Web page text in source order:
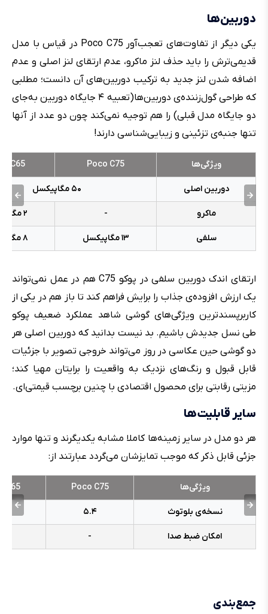
دوربین‌ها
یکی دیگر از تفاوت‌های تعجب‌آور Poco C75 در قیاس با مدل
قدیمی‌ترش را باید حذف لنز ماکرو، عدم ارتقای لنز اصلی و عدم
اضافه شدن لنز جدید به ترکیب دوربین‌های آن دانست؛ مطلبی
که طراحی گول‌زننده‌ی دوربین‌ها(تعبیه ۴ جایگاه دوربین به‌جای
دو جایگاه مدل قبلی) را هم توجیه نمی‌کند چون دو عدد از آنها
تنها جنبه‌ی تزئینی و زیبایی‌شناسی دارند!
ویژگی‌ها Poco C75
C65
دوربین اصلی ۵۰ مگاپیکسل
ماکرو - ۲ مگاپیکسل
سلفی ۱۳ مگاپیکسل ۸ مگاپیکسل
ارتقای اندک دوربین سلفی در پوکو C75 هم در عمل نمی‌تواند
یک ارزش افزوده‌ی جذاب را برایش فراهم کند تا باز هم در یکی از
کاربرپسند‌ترین ویژگی‌های گوشی شاهد عملکرد ضعیف پوکو
طی نسل جدیدش باشیم. بد نیست بدانید که دوربین اصلی هر
دو گوشی حین عکاسی در روز می‌تواند خروجی تصویر با جزئیات
قابل قبول و رنگ‌های نزدیک به واقعیت را برایتان مهیا کند؛
مزیتی رقابتی برای محصول اقتصادی با چنین برچسب قیمتی‌ای.
سایر قابلیت‌ها
هر دو مدل در سایر زمینه‌ها کاملا مشابه یکدیگرند و تنها موارد
جزئی قابل ذکر که موجب تمایزشان می‌گردد عبارتند از:
ویژگی‌ها Poco C75
C65
نسخه‌ی بلوتوث ۵.۴
امکان ضبط صدا -
جمع‌بندی